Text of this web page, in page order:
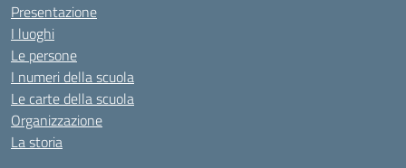
Presentazione
I luoghi
Le persone
I numeri della scuola
Le carte della scuola
Organizzazione
La storia